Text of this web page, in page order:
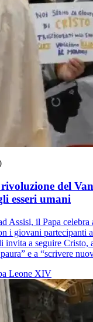
del
esseri umani
Assisi, il Papa celebra
i giovani partecipanti
invita a seguire Cristo,
e a “scrivere
Leone XIV